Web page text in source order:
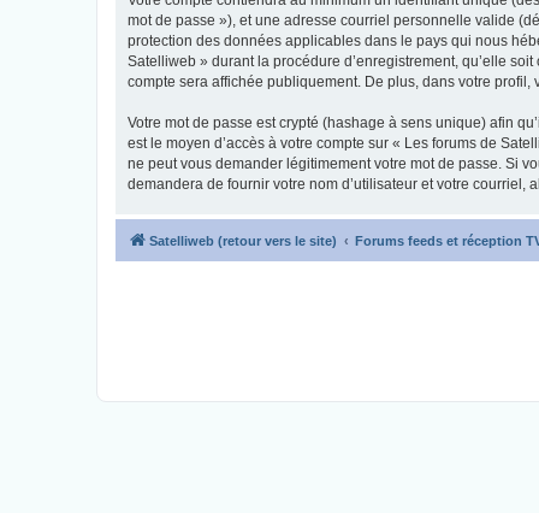
mot de passe »), et une adresse courriel personnelle valide
protection des données applicables dans le pays qui nous
Satelliweb » durant la procédure d’enregistrement, qu’elle
compte sera affichée publiquement. De plus, dans votre
Votre mot de passe est crypté (hashage à sens unique) afin
est le moyen d’accès à votre compte sur « Les forums de
ne peut vous demander légitimement votre mot de passe. Si
demandera de fournir votre nom d’utilisateur et votre
Satelliweb (retour vers le site) Forums feeds et réception